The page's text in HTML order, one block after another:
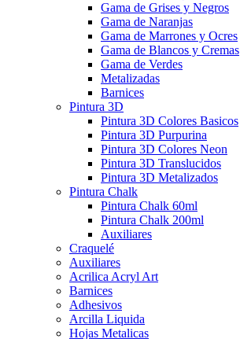
Gama de Grises y Negros
Gama de Naranjas
Gama de Marrones y Ocres
Gama de Blancos y Cremas
Gama de Verdes
Metalizadas
Barnices
Pintura 3D
Pintura 3D Colores Basicos
Pintura 3D Purpurina
Pintura 3D Colores Neon
Pintura 3D Translucidos
Pintura 3D Metalizados
Pintura Chalk
Pintura Chalk 60ml
Pintura Chalk 200ml
Auxiliares
Craquelé
Auxiliares
Acrilica Acryl Art
Barnices
Adhesivos
Arcilla Liquida
Hojas Metalicas